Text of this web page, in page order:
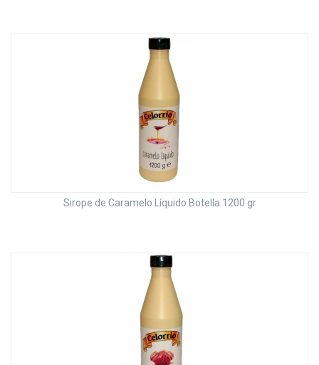
Sirope de Caramelo Líquido Botella 1200 gr